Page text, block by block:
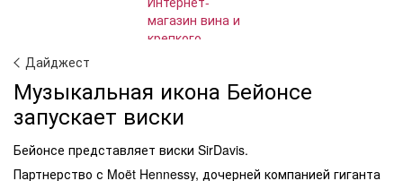
Дайджест
Музыкальная икона Бейонсе
запускает виски
Бейонсе представляет виски SirDavis.
Партнерство с Moët Hennessy, дочерней компанией гиганта